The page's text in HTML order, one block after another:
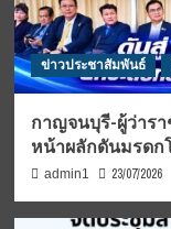
ข่าวประชาสัมพันธ์
กาญจนบุรี-ผู้ว่าร
หน้าผลักดันมรดก
admin1 23/07/2026